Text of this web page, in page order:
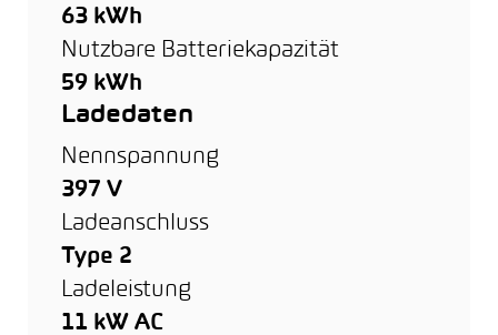
63 kWh
Nutzbare Batteriekapazität
59 kWh
Ladedaten
Nennspannung
397 V
Ladeanschluss
Type 2
Ladeleistung
11 kW AC